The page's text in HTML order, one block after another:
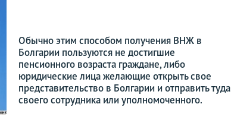
Обычно этим способом получения ВНЖ в
Болгарии пользуются не достигшие
пенсионного возраста граждане, либо
юридические лица желающие открыть свое
представительство в Болгарии и отправить туда
своего сотрудника или уполномоченного.